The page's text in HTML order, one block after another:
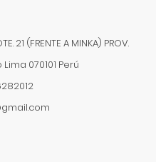
21 (FRENTE A MINKA) PROV.
Lima 070101 Perú